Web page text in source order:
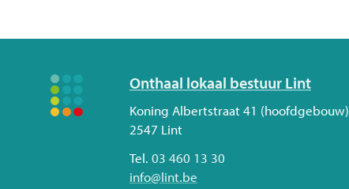
Volg
ons
Onthaal lokaal bestuur Lint
Adres
Koning Albertstraat 41 (hoofdgebouw)
2547 Lint
Tel. 03 460 13 30
E-
info@lint.be